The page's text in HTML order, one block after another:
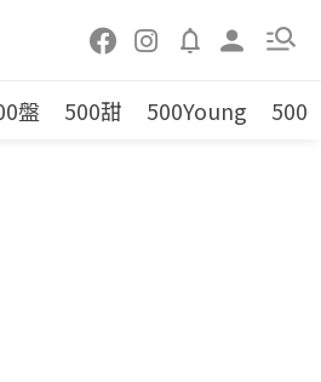
盤 500甜 500Young 500